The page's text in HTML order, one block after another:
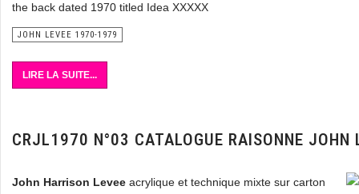
the back dated 1970 titled Idea XXXXX
JOHN LEVEE 1970-1979
LIRE LA SUITE...
CRJL1970 N°03 CATALOGUE RAISONNE JOHN
John Harrison Levee acrylique et technique mixte sur carton